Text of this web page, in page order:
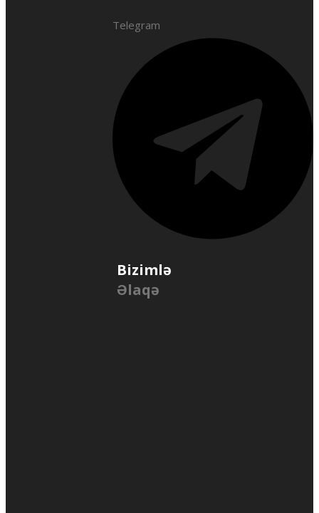
Telegram
Bizimlə
Əlaqə